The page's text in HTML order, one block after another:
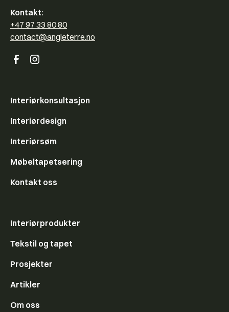
Kontakt:
+47 97 33 80 80
contact@angleterre.no
Interiørkonsultasjon
Interiørdesign
Interiørsøm
Møbeltapetsering
Kontakt oss
Interiørprodukter
Tekstil og tapet
Prosjekter
Artikler
Om oss